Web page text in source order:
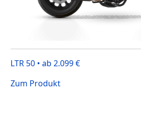
LTR 50 • ab 2.099 €
Zum Produkt